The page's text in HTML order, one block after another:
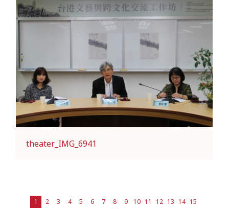
theater_IMG_6941
1 2 3 4 5 6 7 8 9 10 11 12 13 14 15